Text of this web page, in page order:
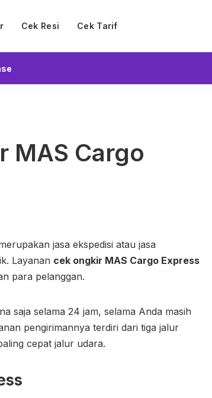
Cek Resi Cek Tarif
MAS Cargo
jasa ekspedisi atau jasa
Layanan cek ongkir MAS Cargo Express
para pelanggan.
saja selama 24 jam, selama Anda masih
pengirimannya terdiri dari tiga jalur
cepat jalur udara.